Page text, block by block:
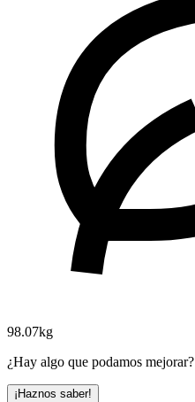
98.07kg
¿Hay algo que podamos mejorar?
¡Haznos saber!